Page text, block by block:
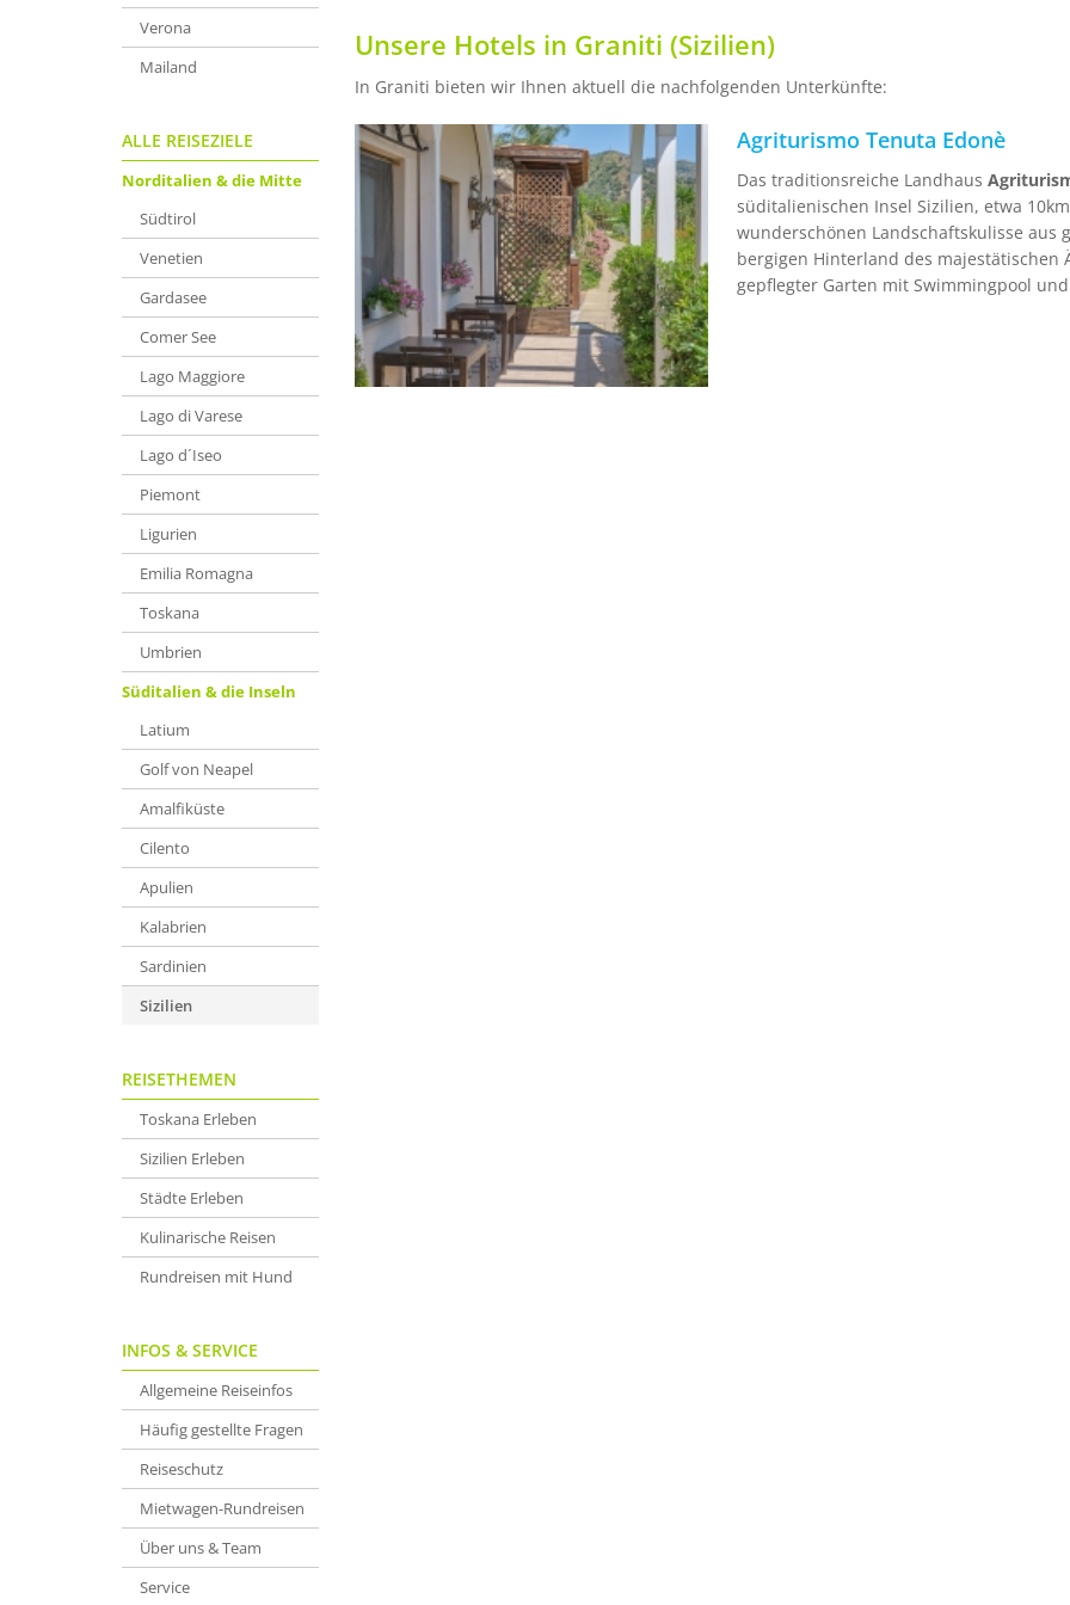
Verona
Mailand
ALLE REISEZIELE
Norditalien & die Mitte
Südtirol
Venetien
Gardasee
Comer See
Lago Maggiore
Lago di Varese
Lago d´Iseo
Piemont
Ligurien
Emilia Romagna
Toskana
Umbrien
Süditalien & die Inseln
Latium
Golf von Neapel
Amalfiküste
Cilento
Apulien
Kalabrien
Sardinien
Sizilien
REISETHEMEN
Toskana Erleben
Sizilien Erleben
Städte Erleben
Kulinarische Reisen
Rundreisen mit Hund
INFOS & SERVICE
Allgemeine Reiseinfos
Häufig gestellte Fragen
Reiseschutz
Mietwagen-Rundreisen
Über uns & Team
Service
Unsere Hotels in Graniti (Sizilien)
In Graniti bieten wir Ihnen aktuell die nachfolgenden Unterkünfte:
Agriturismo Tenuta Edonè
Das traditionsreiche Landhaus
süditalienischen Insel Sizilien, etwa
wunderschönen Landschaftskulisse
bergigen Hinterland des
gepflegter Garten mit Swimmingpool